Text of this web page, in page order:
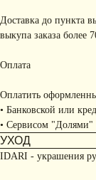
Доставка до пункта
выкупа заказа более
Оплата
Оплатить
• Банковской или
• Сервисом "Долями"
УХОД
IDARI - украшения